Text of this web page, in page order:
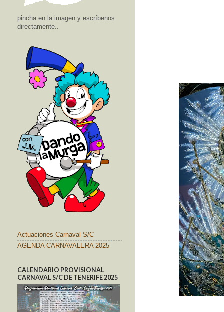
pincha en la imagen y escríbenos
directamente..
Actuaciones Carnaval S/C
AGENDA CARNAVALERA 2025
CALENDARIO PROVISIONAL
CARNAVAL S/C DE TENERIFE 2025